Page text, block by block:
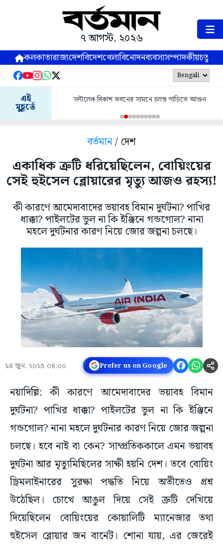
৭ আগস্ট, ২০২৬
কলকাতারাজ্যদেশবিদেশখেলাবিনোদনব্যবসাসম্পাদকীয়
এই
মুহূর্তে
সল্টলেক বিকাশ ভবনের সামনে চলন্ত গাড়িতে আগুন
বর্তমান/ দেশ
একাধিক ত্রুটি ধরিয়েছিলেন, বোয়িংয়ের
সেই হুইসেল ব্লোয়ারের মৃত্যু আজও রহস্য!
কী কারণে আমেদাবাদের ভয়াবহ বিমান দুর্ঘটনা? পাখির
ধাক্কা? পাইলটের ভুল না কি ইঞ্জিনে গন্ডগোল? নানা
মহলে দুর্ঘটনার কারণ নিয়ে জোর জল্পনা চলছে।
১৪ জুন, ২০২৫ ০৪:০০ Prefer us on Google
নয়াদিল্লি: কী কারণে আমেদাবাদের ভয়াবহ বিমান
দুর্ঘটনা? পাখির ধাক্কা? পাইলটের ভুল না কি ইঞ্জিনে
গন্ডগোল? নানা মহলে দুর্ঘটনার কারণ নিয়ে জোর জল্পনা
চলছে। হবে নাই বা কেন? সাম্প্রতিককালে এমন ভয়াবহ
দুর্ঘটনা আর মৃত্যুমিছিলের সাক্ষী হয়নি দেশ। তবে বোয়িং
ড্রিমলাইনারের সুরক্ষা পদ্ধতি নিয়ে অতীতেও প্রশ্ন
উঠেছিল। চোখে আঙুল দিয়ে সেই ত্রুটি দেখিয়ে
দিয়েছিলেন বোয়িংয়ের কোয়ালিটি ম্যানেজার তথা
হুইসেল ব্লোয়ার জন বার্নেট। শোনা যায়, এর জেরেই